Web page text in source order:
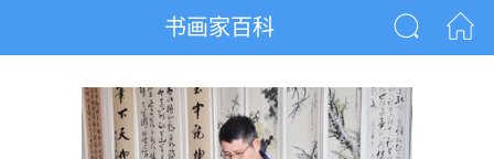
书画家百科